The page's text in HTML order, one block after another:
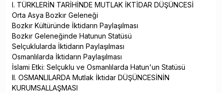
I. TÜRKLERİN TARİHİNDE MUTLAK İKTİDAR DÜŞÜNCESİ
Orta Asya Bozkır Geleneği
Bozkır Kültüründe İktidarın Paylaşılması
Bozkır Geleneğinde Hatunun Statüsü
Selçuklularda İktidarın Paylaşılması
Osmanlılarda İktidarın Paylaşılması
İslami Etki: Selçuklu ve Osmanlılarda Hatun'un Statüsü
II. OSMANLILARDA Mutlak İktidar DÜŞÜNCESİNİN
KURUMSALLAŞMASI